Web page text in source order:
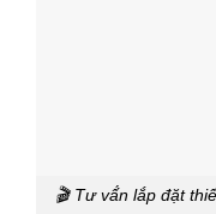
🎬 Tư vấ́n lắp đặt